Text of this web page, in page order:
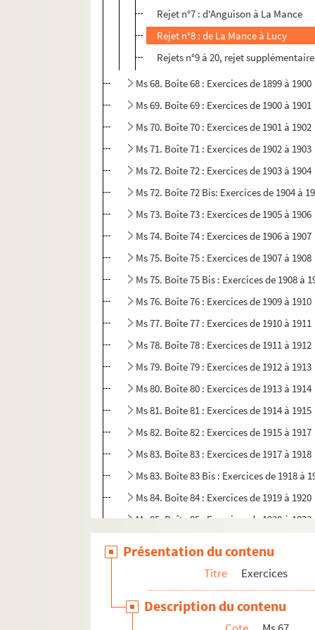
Rejet n°7 : d'Anguison à La Mance
Rejet n°8 : de La Mance à Lucy
Rejets n°9 à 20, rejet
Ms 68. Boîte 68 : Exercices de 1899 à 1900
Ms 69. Boîte 69 : Exercices de 1900 à 1901
Ms 70. Boîte 70 : Exercices de 1901 à 1902
Ms 71. Boîte 71 : Exercices de 1902 à 1903
Ms 72. Boîte 72 : Exercices de 1903 à 1904
Ms 72. Boîte 72 Bis: Exercices de 1904 à
Ms 73. Boîte 73 : Exercices de 1905 à 1906
Ms 74. Boîte 74 : Exercices de 1906 à 1907
Ms 75. Boîte 75 : Exercices de 1907 à 1908
Ms 75. Boîte 75 Bis : Exercices de 1908 à
Ms 76. Boîte 76 : Exercices de 1909 à 1910
Ms 77. Boîte 77 : Exercices de 1910 à 1911
Ms 78. Boîte 78 : Exercices de 1911 à 1912
Ms 79. Boîte 79 : Exercices de 1912 à 1913
Ms 80. Boîte 80 : Exercices de 1913 à 1914
Ms 81. Boîte 81 : Exercices de 1914 à 1915
Ms 82. Boîte 82 : Exercices de 1915 à 1917
Ms 83. Boîte 83 : Exercices de 1917 à 1918
Ms 83. Boîte 83 Bis : Exercices de 1918 à
Ms 84. Boîte 84 : Exercices de 1919 à 1920
Ms 85. Boîte 85 : Exercices de 1920 à 1923
Ms 87. Avaries 3 : crues de mai 1836
Présentation du contenu
Titre Exercices
Description du contenu